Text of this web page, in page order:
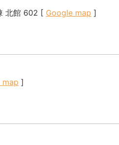
北館 602 [ Google map ]
map ]